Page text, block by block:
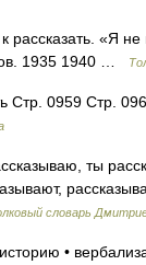
рассказать. «Я не
1935 1940 …
Стр. 0959 Стр.
ты
словарь
•